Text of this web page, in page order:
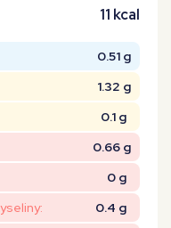
11 kcal
0.51 g
1.32 g
0.1 g
0.66 g
0 g
0.4 g